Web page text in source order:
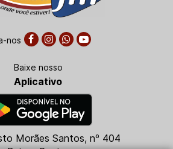
Morães Santos, nº 404
nos
Baixe nosso
Aplicativo